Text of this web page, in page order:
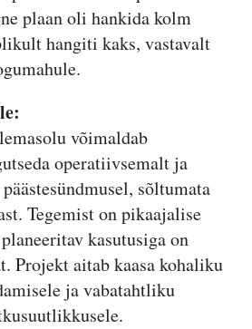
plaan oli hankida kolm
hangiti kaks, vastavalt
võimaldab
operatiivsemalt ja
sõltumata
Tegemist on pikaajalise
kasutusiga on
Projekt aitab kaasa kohaliku
ja vabatahtliku